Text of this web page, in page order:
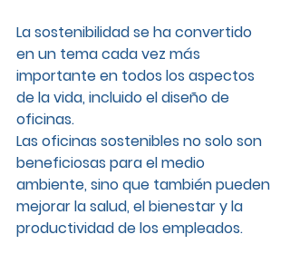
La sostenibilidad se ha convertido
en un tema cada vez más
importante en todos los aspectos
de la vida, incluido el diseño de
oficinas.
Las oficinas sostenibles no solo son
beneficiosas para el medio
ambiente, sino que también pueden
mejorar la salud, el bienestar y la
productividad de los empleados.